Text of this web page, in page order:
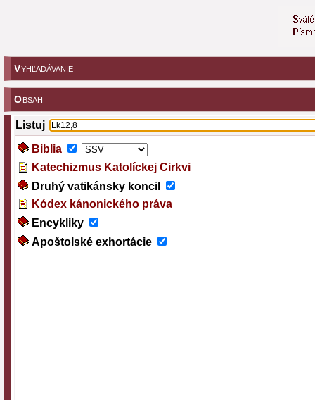
VYHĽADÁVANIE
OBSAH
Listuj